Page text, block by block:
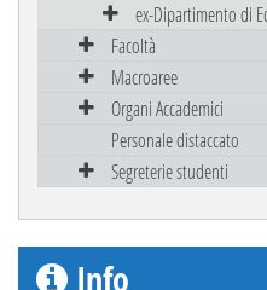
ex-Dipartimento di
Facoltà
Macroaree
Organi Accademici
Personale distaccato
Segreterie studenti
Info